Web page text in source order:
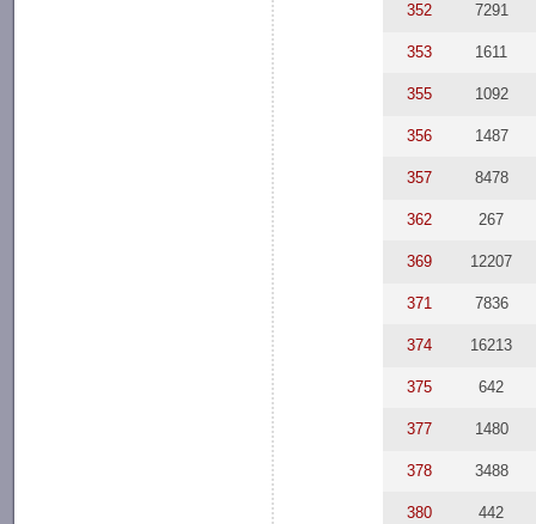
352 7291
353 1611
355 1092
356 1487
357 8478
362 267
369 12207
371 7836
374 16213
375 642
377 1480
378 3488
380 442